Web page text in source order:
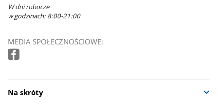
W dni robocze
w godzinach: 8:00-21:00
MEDIA SPOŁECZNOŚCIOWE:
Na skróty